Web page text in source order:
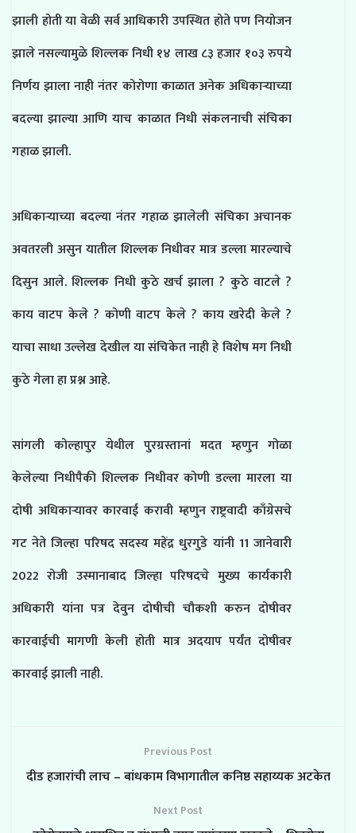
झाली होती या वेळी सर्व आधिकारी उपस्थित होते पण नियोजन
झाले नसल्यामुळे शिल्लक निधी १४ लाख ८३ हजार १०३ रुपये
निर्णय झाला नाही नंतर कोरोणा काळात अनेक अधिकाऱ्याच्या
बदल्या झाल्या आणि याच काळात निधी संकलनाची संचिका
गहाळ झाली.
अधिकाऱ्याच्या बदल्या नंतर गहाळ झालेली संचिका अचानक
अवतरली असुन यातील शिल्लक निधीवर मात्र डल्ला मारल्याचे
दिसुन आले. शिल्लक निधी कुठे खर्च झाला ? कुठे वाटले ?
काय वाटप केले ? कोणी वाटप केले ? काय खरेदी केले ?
याचा साधा उल्लेख देखील या संचिकेत नाही हे विशेष मग निधी
कुठे गेला हा प्रश्न आहे.
सांगली कोल्हापुर येथील पुरग्रस्तानां मदत म्हणुन गोळा
केलेल्या निधीपैकी शिल्लक निधीवर कोणी डल्ला मारला या
दोषी अधिकाऱ्यावर कारवाई करावी म्हणुन राष्ट्रवादी काँग्रेसचे
गट नेते जिल्हा परिषद सदस्य महेंद्र धुरगुडे यांनी 11 जानेवारी
2022 रोजी उस्मानाबाद जिल्हा परिषदचे मुख्य कार्यकारी
अधिकारी यांना पत्र देवुन दोषीची चौकशी करुन दोषीवर
कारवाईची मागणी केली होती मात्र अदयाप पर्यंत दोषीवर
कारवाई झाली नाही.
Previous Post
दीड हजारांची लाच – बांधकाम विभागातील कनिष्ठ सहाय्यक अटकेत
Next Post